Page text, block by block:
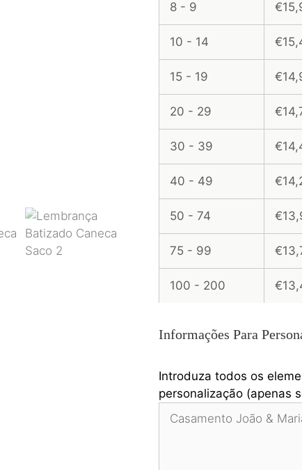
8 - 9
10 - 14
15 - 19
20 - 29
30 - 39
40 - 49
50 - 74
75 - 99
100 - 200
Informações Para
Introduza todos os
personalização (apenas